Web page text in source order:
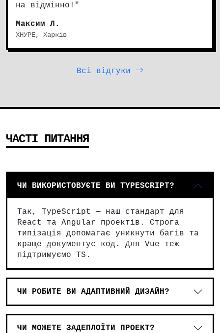
на відмінно!"
Максим Л.
ХНУРЕ, Харків
Всі відгуки
ЧАСТІ ПИТАННЯ
ЧИ ВИКОРИСТОВУЄТЕ ВИ TYPESCRIPT?
Так, TypeScript — наш стандарт для
React та Angular проектів. Строга
типізація допомагає уникнути багів та
краще документує код. Для Vue теж
підтримуємо TS.
ЧИ РОБИТЕ ВИ АДАПТИВНИЙ ДИЗАЙН?
ЧИ МОЖЕТЕ ЗАДЕПЛОЇТИ ПРОЕКТ?